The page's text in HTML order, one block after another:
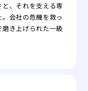
、それを支える専
会社の危機を救っ
き上げられた一級